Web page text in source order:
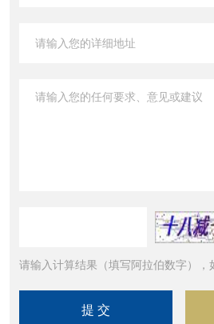
请输入计算结果（填写阿拉伯数字），